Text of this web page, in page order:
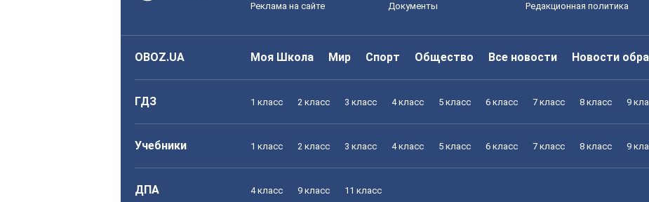
Реклама на сайте Документы Редакционная политика
OBOZ.UA Моя Школа Мир Спорт Общество Все новости Новости
ГДЗ 1 класс 2 класс 3 класс 4 класс 5 класс 6 класс 7 класс 8 класс 9
Учебники 1 класс 2 класс 3 класс 4 класс 5 класс 6 класс 7 класс 8 класс 9
ДПА 4 класс 9 класс 11 класс